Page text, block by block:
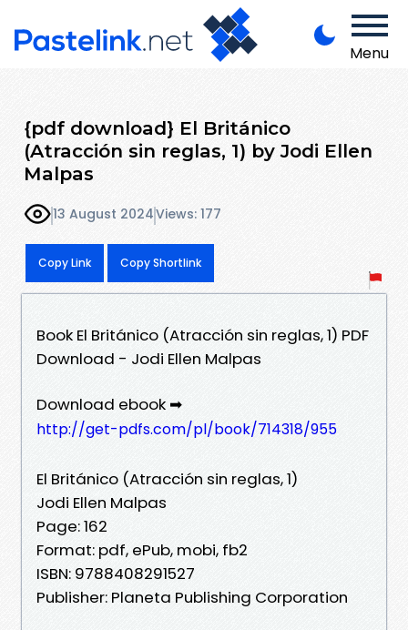
Menu
{pdf download} El Británico
(Atracción sin reglas, 1) by Jodi Ellen
Malpas
13 August 2024Views: 177
Copy Link Copy Shortlink
Book El Británico (Atracción sin reglas, 1) PDF
Download - Jodi Ellen Malpas
Download ebook ➡
http://get-pdfs.com/pl/book/714318/955
El Británico (Atracción sin reglas, 1)
Jodi Ellen Malpas
Page: 162
Format: pdf, ePub, mobi, fb2
ISBN: 9788408291527
Publisher: Planeta Publishing Corporation